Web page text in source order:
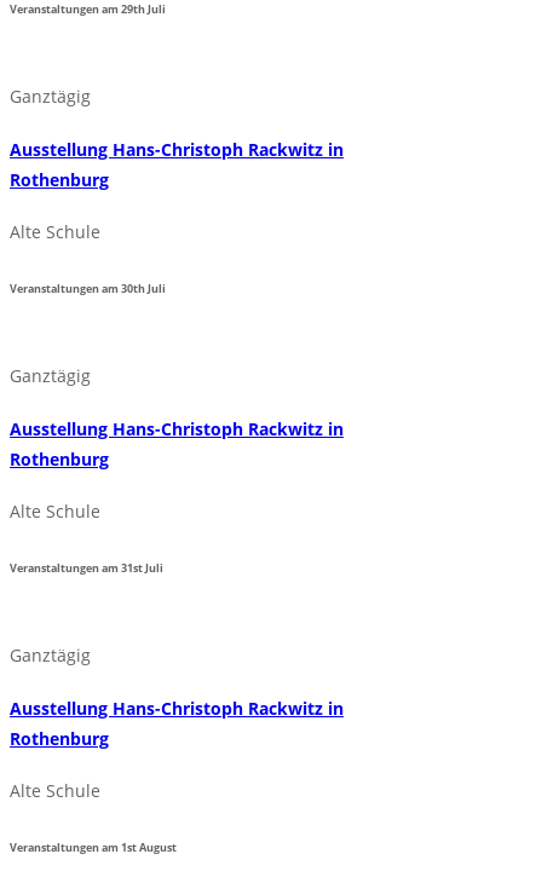
Veranstaltungen am29thJuli
Ganztägig
Ausstellung Hans-Christoph Rackwitz in
Rothenburg
Alte Schule
Veranstaltungen am30thJuli
Ganztägig
Ausstellung Hans-Christoph Rackwitz in
Rothenburg
Alte Schule
Veranstaltungen am31stJuli
Ganztägig
Ausstellung Hans-Christoph Rackwitz in
Rothenburg
Alte Schule
Veranstaltungen am1stAugust